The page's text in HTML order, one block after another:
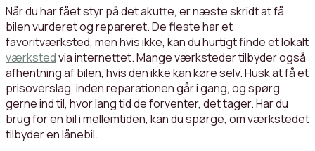
Når du har fået styr på det akutte, er næste skridt at få
bilen vurderet og repareret. De fleste har et
favoritværksted, men hvis ikke, kan du hurtigt finde et lokalt
værkstedvia internettet. Mange værksteder tilbyder også
afhentning af bilen, hvis den ikke kan køre selv. Husk at få et
prisoverslag, inden reparationen går i gang, og spørg
gerne ind til, hvor lang tid de forventer, det tager. Har du
brug for en bil i mellemtiden, kan du spørge, om værkstedet
tilbyder en lånebil.